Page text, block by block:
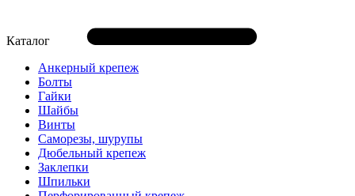
Каталог
Анкерный крепеж
Болты
Гайки
Шайбы
Винты
Саморезы, шурупы
Дюбельный крепеж
Заклепки
Шпильки